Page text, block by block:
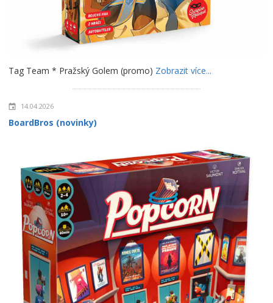
Tag Team * Pražský Golem (promo) Zobrazit více...
14.04.2026
BoardBros (novinky)